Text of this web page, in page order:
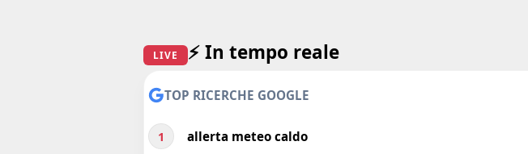
LIVE ⚡ In tempo reale
TOP RICERCHE GOOGLE
1 allerta meteo caldo